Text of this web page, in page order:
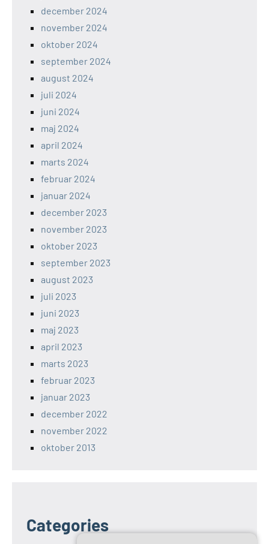
december 2024
november 2024
oktober 2024
september 2024
august 2024
juli 2024
juni 2024
maj 2024
april 2024
marts 2024
februar 2024
januar 2024
december 2023
november 2023
oktober 2023
september 2023
august 2023
juli 2023
juni 2023
maj 2023
april 2023
marts 2023
februar 2023
januar 2023
december 2022
november 2022
oktober 2013
Categories